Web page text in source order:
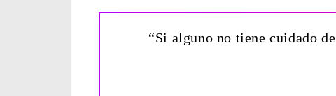
“Si alguno no tiene cuidado